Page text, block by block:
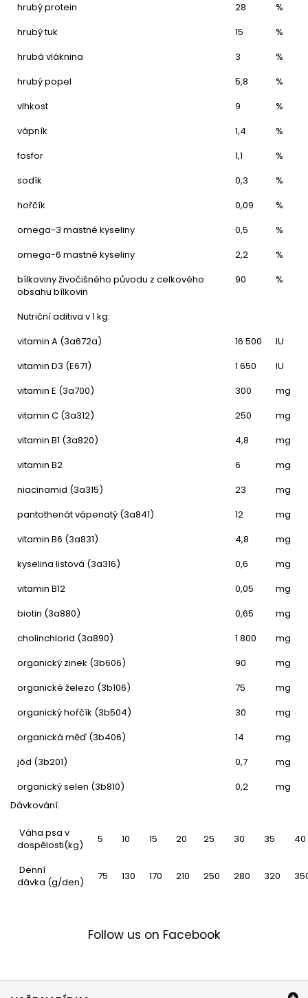
hrubý protein 28
%
hrubý tuk
15
%
hrubá vláknina
3
%
hrubý popel
5,8
%
vlhkost
9
%
vápník
1,4
%
fosfor
1,1
%
sodík
0,3
%
hořčík
0,09
%
omega-3 mastné kyseliny
0,5
%
omega-6 mastné kyseliny
2,2
%
bílkoviny živočišného původu z celkového
obsahu bílkovin
90 %
Nutriční aditiva v 1 kg:
vitamin A (3a672a)
16 500
IU
vitamin D3 (E671)
1 650
IU
vitamin E (3a700)
300
mg
vitamin C (3a312)
250
mg
vitamin B1 (3a820)
4,8
mg
vitamin B2
6
mg
niacinamid (3a315)
23
mg
pantothenát vápenatý (3a841)
12
mg
vitamin B6 (3a831)
4,8
mg
kyselina listová (3a316)
0,6
mg
vitamin B12
0,05
mg
biotin (3a880)
0,65
mg
cholinchlorid (3a890)
1 800
mg
organický zinek (3b606)
90
mg
organické železo (3b106)
75
mg
organický hořčík (3b504)
30
mg
organická měď (3b406)
14
mg
jód (3b201)
0,7
mg
organický selen (3b810)
0,2
mg
Dávkování:
Váha psa v
dospělosti(kg)
5 10 15 20 25 30 35 40
Denní
dávka (g/den)
75 130 170 210 250 280 320
Follow us on Facebook